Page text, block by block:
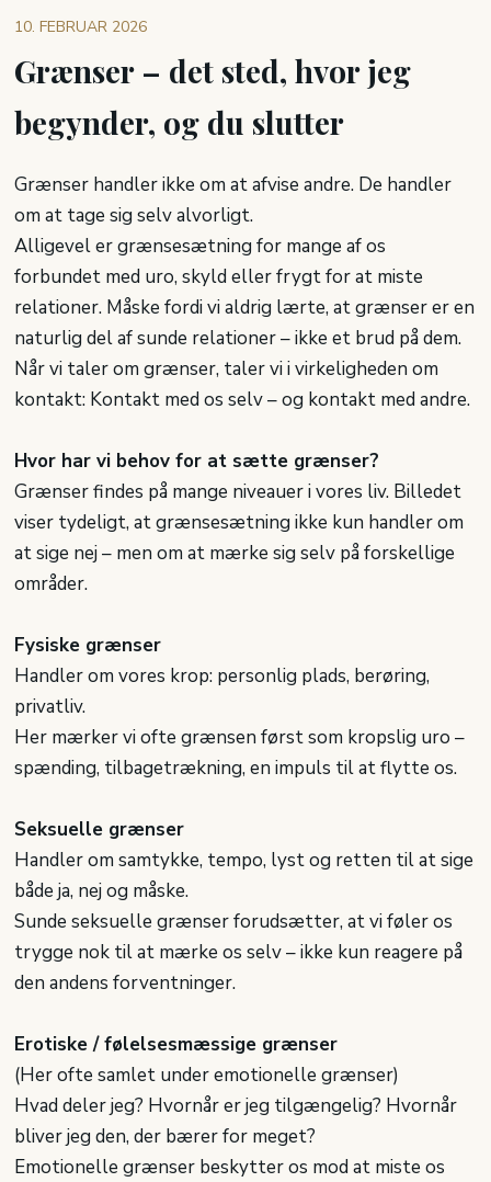
10. FEBRUAR 2026
Grænser – det sted, hvor jeg
begynder, og du slutter
Grænser handler ikke om at afvise andre. De handler
om at tage sig selv alvorligt.
Alligevel er grænsesætning for mange af os
forbundet med uro, skyld eller frygt for at miste
relationer. Måske fordi vi aldrig lærte, at grænser er en
naturlig del af sunde relationer – ikke et brud på dem.
Når vi taler om grænser, taler vi i virkeligheden om
kontakt: Kontakt med os selv – og kontakt med andre.
Hvor har vi behov for at sætte grænser?
Grænser findes på mange niveauer i vores liv. Billedet
viser tydeligt, at grænsesætning ikke kun handler om
at sige nej – men om at mærke sig selv på forskellige
områder.
Fysiske grænser
Handler om vores krop: personlig plads, berøring,
privatliv.
Her mærker vi ofte grænsen først som kropslig uro –
spænding, tilbagetrækning, en impuls til at flytte os.
Seksuelle grænser
Handler om samtykke, tempo, lyst og retten til at sige
både ja, nej og måske.
Sunde seksuelle grænser forudsætter, at vi føler os
trygge nok til at mærke os selv – ikke kun reagere på
den andens forventninger.
Erotiske / følelsesmæssige grænser
(Her ofte samlet under emotionelle grænser)
Hvad deler jeg? Hvornår er jeg tilgængelig? Hvornår
bliver jeg den, der bærer for meget?
Emotionelle grænser beskytter os mod at miste os